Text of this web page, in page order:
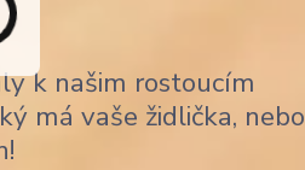
k našim rostoucím
má vaše židlička, nebo